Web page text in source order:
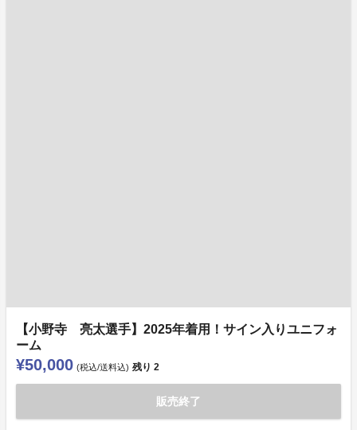
【小野寺 亮太選手】2025年着用！サイン入りユニフォ
ーム
¥50,000 (税込/送料込) 残り 2
販売終了